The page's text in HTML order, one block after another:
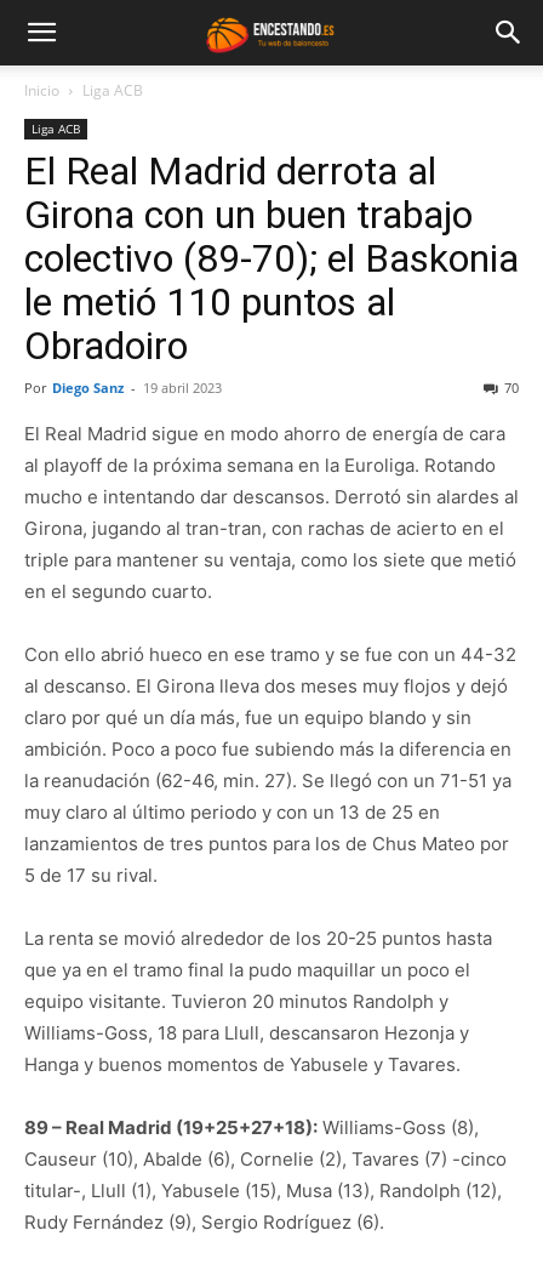
Inicio Liga ACB
Liga ACB
El Real Madrid derrota al
Girona con un buen trabajo
colectivo (89-70); el Baskonia
le metió 110 puntos al
Obradoiro
Por Diego Sanz - 19 abril 2023 70
El Real Madrid sigue en modo ahorro de energía de cara
al playoff de la próxima semana en la Euroliga. Rotando
mucho e intentando dar descansos. Derrotó sin alardes al
Girona, jugando al tran-tran, con rachas de acierto en el
triple para mantener su ventaja, como los siete que metió
en el segundo cuarto.
Con ello abrió hueco en ese tramo y se fue con un 44-32
al descanso. El Girona lleva dos meses muy flojos y dejó
claro por qué un día más, fue un equipo blando y sin
ambición. Poco a poco fue subiendo más la diferencia en
la reanudación (62-46, min. 27). Se llegó con un 71-51 ya
muy claro al último periodo y con un 13 de 25 en
lanzamientos de tres puntos para los de Chus Mateo por
5 de 17 su rival.
La renta se movió alrededor de los 20-25 puntos hasta
que ya en el tramo final la pudo maquillar un poco el
equipo visitante. Tuvieron 20 minutos Randolph y
Williams-Goss, 18 para Llull, descansaron Hezonja y
Hanga y buenos momentos de Yabusele y Tavares.
89 – Real Madrid (19+25+27+18): Williams-Goss (8),
Causeur (10), Abalde (6), Cornelie (2), Tavares (7) -cinco
titular-, Llull (1), Yabusele (15), Musa (13), Randolph (12),
Rudy Fernández (9), Sergio Rodríguez (6).